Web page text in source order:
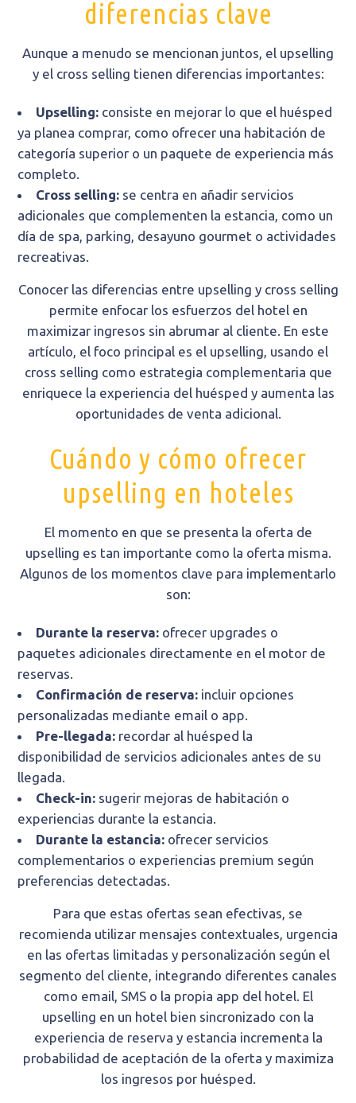
diferencias clave
Aunque a menudo se mencionan juntos, el upselling
y el cross selling tienen diferencias importantes:
Upselling: consiste en mejorar lo que el huésped
ya planea comprar, como ofrecer una habitación de
categoría superior o un paquete de experiencia más
completo.
Cross selling: se centra en añadir servicios
adicionales que complementen la estancia, como un
día de spa, parking, desayuno gourmet o actividades
recreativas.
Conocer las diferencias entre upselling y cross selling
permite enfocar los esfuerzos del hotel en
maximizar ingresos sin abrumar al cliente. En este
artículo, el foco principal es el upselling, usando el
cross selling como estrategia complementaria que
enriquece la experiencia del huésped y aumenta las
oportunidades de venta adicional.
Cuándo y cómo ofrecer
upselling en hoteles
El momento en que se presenta la oferta de
upselling es tan importante como la oferta misma.
Algunos de los momentos clave para implementarlo
son:
Durante la reserva: ofrecer upgrades o
paquetes adicionales directamente en el motor de
reservas.
Confirmación de reserva: incluir opciones
personalizadas mediante email o app.
Pre-llegada: recordar al huésped la
disponibilidad de servicios adicionales antes de su
llegada.
Check-in: sugerir mejoras de habitación o
experiencias durante la estancia.
Durante la estancia: ofrecer servicios
complementarios o experiencias premium según
preferencias detectadas.
Para que estas ofertas sean efectivas, se
recomienda utilizar mensajes contextuales, urgencia
en las ofertas limitadas y personalización según el
segmento del cliente, integrando diferentes canales
como email, SMS o la propia app del hotel. El
upselling en un hotel bien sincronizado con la
experiencia de reserva y estancia incrementa la
probabilidad de aceptación de la oferta y maximiza
los ingresos por huésped.